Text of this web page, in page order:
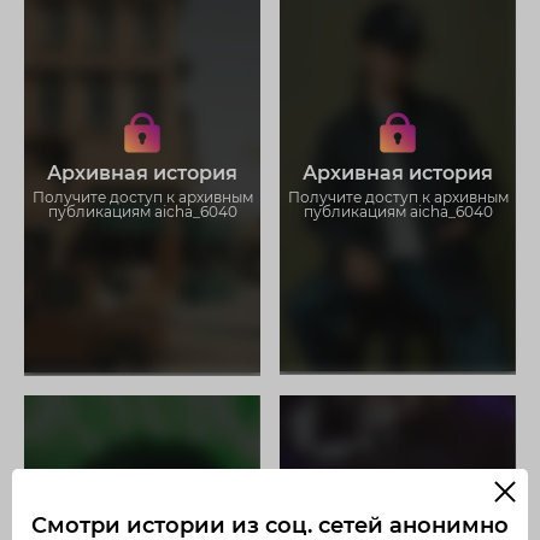
Архивная история
Получите доступ к архивным
публикациям aicha_6040
Получите доступ к архивным
историям aicha_6040
Не отвлекайтесь на рекламу
Загружайте истории без
ограничений
Архивная история
Получите доступ к архивным
публикациям aicha_6040
Получите доступ к архивным
историям aicha_6040
Не отвлекайтесь на рекламу
Загружайте истории без
ограничений
Смотри истории из соц. сетей анонимно